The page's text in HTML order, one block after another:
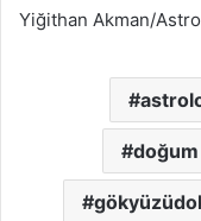
Yiğithan Akman/
doğum